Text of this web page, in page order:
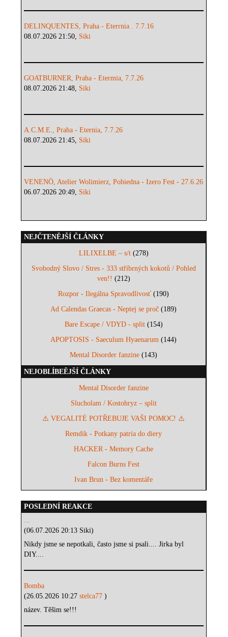
DELINQUENTES, Praha - Eterrnia . 7.7.16
08.07.2026 21:50, Siki
GOATBURNER, Praha - Etermia, 7.7.26
08.07.2026 21:48, Siki
A.C.M.E., Praha - Eternia, 7.7.26
08.07.2026 21:45, Siki
VENENÖ, Atelier Wolimierz, Pobiedna - Izero Fest - 27.6.26
06.07.2026 20:49, Siki
NEJČTENĚJŠÍ ČLÁNKY
LILIXELBE – s/t(278)
Svobodný Slovo / Stres - 333 stříbrných kokotů / Pohled
ven!! (212)
Rozpor - Ilegálna Spravodlivosť (190)
Ad Calendas Graecas - Neptej se proč (189)
Bare Escape / VDYD - split(154)
APOPTOSIS - Saeculum Hyaenarum (144)
Mental Disorder fanzine (143)
NEJOBLÍBEĚJŠÍ ČLÁNKY
Mental Disorder fanzine
Slucholam / Kostohryz – split
⚠️ VEGALITÉ POTŘEBUJE VAŠI POMOC! ⚠️
Remdik - Potkany patria do diery
HACKER - Memory Cache
Falcon Burns Fest
Ivan Brun - Bez komentáře
POSLEDNÍ REAKCE
...
(06.07.2026 20:13 Siki)
Nikdy jsme se nepotkali, často jsme si psali.... Jirka byl
DIY....
Bomba
(26.05.2026 10:27stelca77)
název. Těšim se!!!